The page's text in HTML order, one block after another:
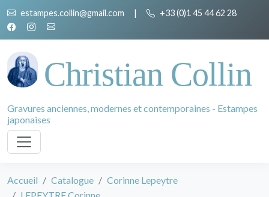
estampes.collin@gmail.com | +33 (0)1 45 44 62 28
Christian Collin
Gravures anciennes, modernes et contemporaines - Estampes
japonaises
Accueil Catalogue
Corinne Lepeytre